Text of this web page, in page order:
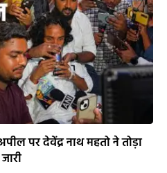
पर देवेंद्र नाथ महतो ने तोड़ा